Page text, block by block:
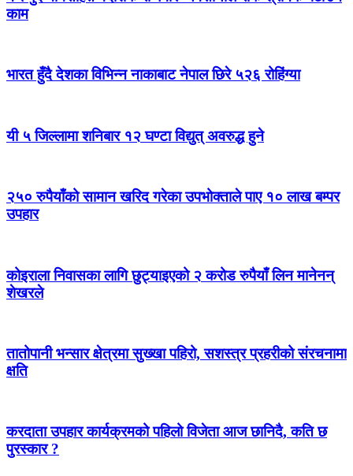
काम
भारत हुँदै देशका विभिन्न नाकाबाट नेपाल छिरे ५२६ रोहिंग्या
यी ५ जिल्लामा शनिबार १२ घण्टा विद्युत् अवरुद्ध हुने
२५० रुपैयाँको सामान खरिद गरेका उपभोक्ताले पाए १० लाख बम्पर
उपहार
कोइराला निवासका लागि छुट्याइएको २ करोड रुपैयाँ लिन मानेनन्
शेखरले
तातोपानी भन्सार क्षेत्रमा सुख्खा पहिरो, सशस्त्र प्रहरीको संरचनामा
क्षति
करदाता उपहार कार्यक्रमको पहिलो विजेता आज छानिदै, कति छ
पुरस्कार ?